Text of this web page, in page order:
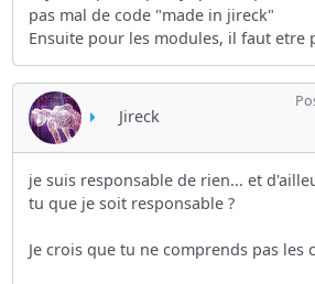
pas mal de code "made in jireck"
Ensuite pour les modules, il faut etre
Jireck
je suis responsable de rien... et
tu que je soit responsable ?
Je crois que tu ne comprends pas les